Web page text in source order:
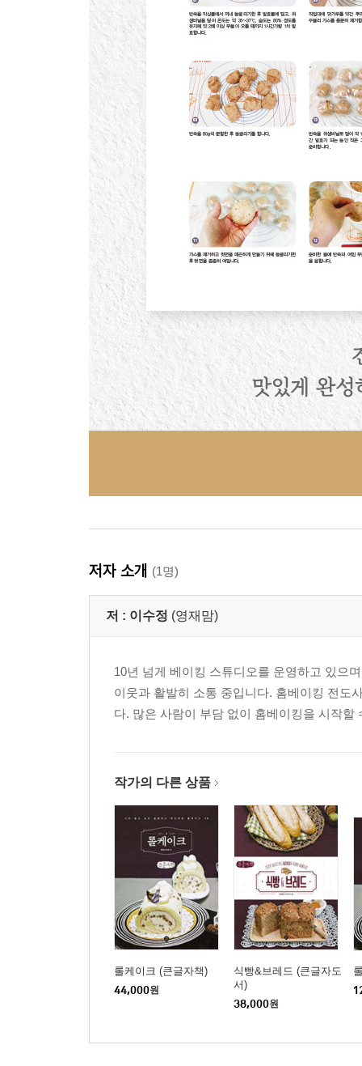
저자 소개 (1명)
저 : 이수정 (영재맘)
10년 넘게 베이킹 스튜디오를 운영하고 있으
이웃과 활발히 소통 중입니다. 홈베이킹 전도
다. 많은 사람이 부담 없이 홈베이킹을 시작할
작가의 다른 상품
롤케이크 (큰글자책)
44,000원
식빵&브레드 (큰글자도
서)
38,000원